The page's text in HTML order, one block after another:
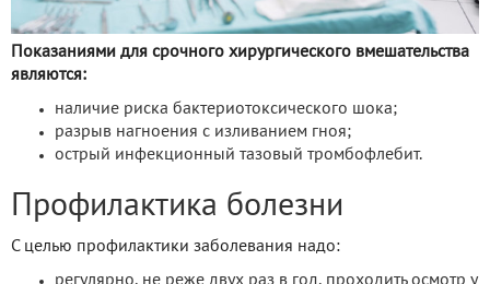
Показаниями для срочного хирургического вмешательства
являются:
наличие риска бактериотоксического шока;
разрыв нагноения с изливанием гноя;
острый инфекционный тазовый тромбофлебит.
Профилактика болезни
С целью профилактики заболевания надо:
регулярно, не реже двух раз в год, проходить осмотр у